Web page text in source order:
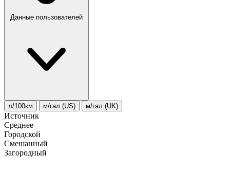
Данные пользователей
л/100км м/гал.(US) м/гал.(UK)
Источник
Среднее
Городской
Смешанный
Загородный